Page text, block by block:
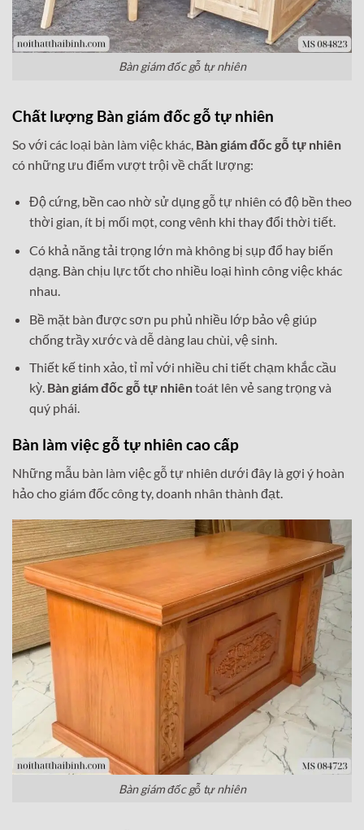
Bàn giám đốc gỗ tự nhiên
Chất lượng Bàn giám đốc gỗ tự nhiên
So với các loại bàn làm việc khác, Bàn giám đốc gỗ tự nhiên
có những ưu điểm vượt trội về chất lượng:
Độ cứng, bền cao nhờ sử dụng gỗ tự nhiên có độ bền theo
thời gian, ít bị mối mọt, cong vênh khi thay đổi thời tiết.
Có khả năng tải trọng lớn mà không bị sụp đổ hay biến
dạng. Bàn chịu lực tốt cho nhiều loại hình công việc khác
nhau.
Bề mặt bàn được sơn pu phủ nhiều lớp bảo vệ giúp
chống trầy xước và dễ dàng lau chùi, vệ sinh.
Thiết kế tinh xảo, tỉ mỉ với nhiều chi tiết chạm khắc cầu
kỳ. Bàn giám đốc gỗ tự nhiêntoát lên vẻ sang trọng và
quý phái.
Bàn làm việc gỗ tự nhiên cao cấp
Những mẫu bàn làm việc gỗ tự nhiên dưới đây là gợi ý hoàn
hảo cho giám đốc công ty, doanh nhân thành đạt.
Bàn giám đốc gỗ tự nhiên